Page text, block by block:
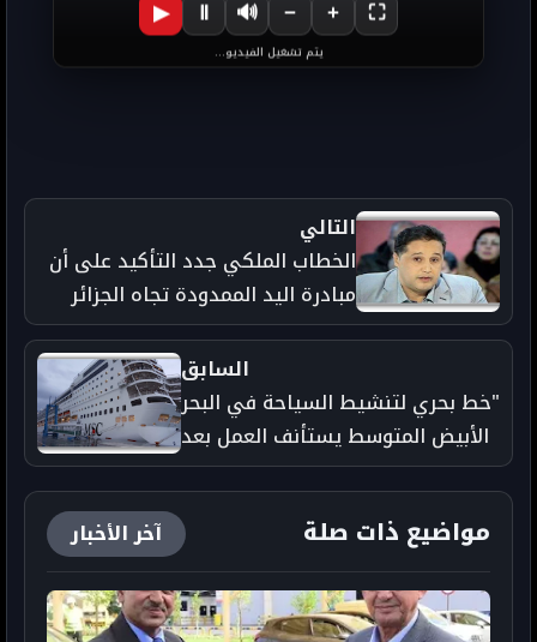
التالي
الخطاب الملكي جدد التأكيد على أن
مبادرة اليد الممدودة تجاه الجزائر
"صادقة، جادة، ومسؤولة" وتهدف
إلى تحسين العلاقات بين البلدين.
السابق
"خط بحري لتنشيط السياحة في البحر
الأبيض المتوسط يستأنف العمل بعد
42 يومًا من الرحلة عبر 16 ميناءً في
تسعة بلدان حول البحر."
مواضيع ذات صلة آخر الأخبار
▶ Ⅱ 🔊 − + ⛶
يتم تشغيل الفيديو...